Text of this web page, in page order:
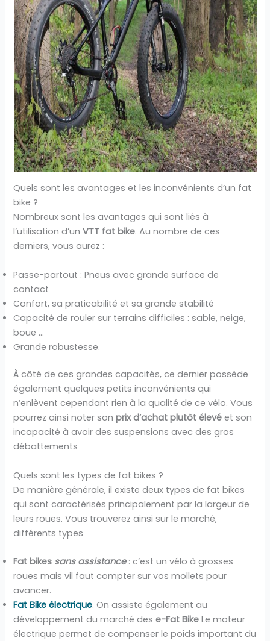
Quels sont les avantages et les inconvénients d’un fat
bike ?
Nombreux sont les avantages qui sont liés à
l’utilisation d’unVTT fat bike. Au nombre de ces
derniers, vous aurez :
Passe-partout : Pneus avec grande surface de
contact
Confort, sa praticabilité et sa grande stabilité
Capacité de rouler sur terrains difficiles : sable, neige,
boue …
Grande robustesse.
À côté de ces grandes capacités, ce dernier possède
également quelques petits inconvénients qui
n’enlèvent cependant rien à la qualité de ce vélo. Vous
pourrez ainsi noter sonprix d’achat plutôt élevéet son
incapacité à avoir des suspensions avec des gros
débattements
Quels sont les types de fat bikes ?
De manière générale, il existe deux types de fat bikes
qui sont caractérisés principalement par la largeur de
leurs roues. Vous trouverez ainsi sur le marché,
différents types
Fat bikes sans assistance: c’est un vélo à grosses
roues mais vil faut compter sur vos mollets pour
avancer.
Fat Bike électrique. On assiste également au
développement du marché dese-Fat BikeLe moteur
électrique permet de compenser le poids important du